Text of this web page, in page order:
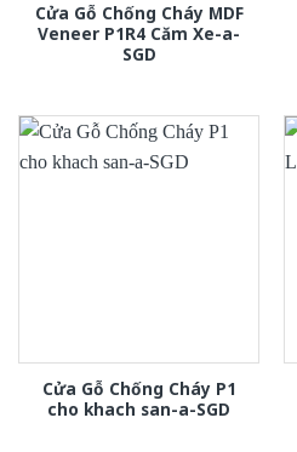
Cửa Gỗ Chống Cháy MDF
Veneer P1R4 Căm Xe-a-
SGD
Cửa Gỗ Chống Cháy P1
cho khach san-a-SGD